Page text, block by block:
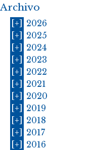
Archivo
[+] 2026
[+] 2025
[+] 2024
[+] 2023
[+] 2022
[+] 2021
[+] 2020
[+] 2019
[+] 2018
[+] 2017
[+] 2016